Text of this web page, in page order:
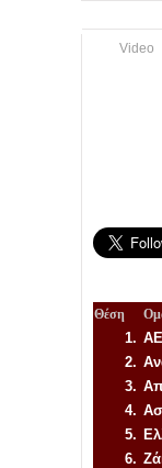
Video
Θέση
1.
2.
3.
4.
5.
6.